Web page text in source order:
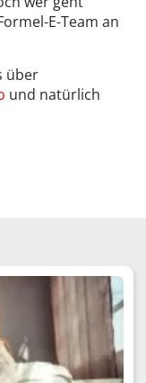
E-Team an
über
und natürlich